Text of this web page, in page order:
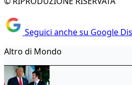
Seguici anche su Google
Altro di Mondo